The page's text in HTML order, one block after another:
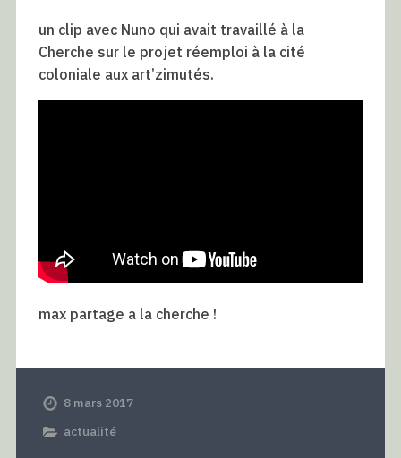
un clip avec Nuno qui avait travaillé à la
Cherche sur le projet réemploi à la cité
coloniale aux art’zimutés.
max partage a la cherche !
8 mars 2017
actualité